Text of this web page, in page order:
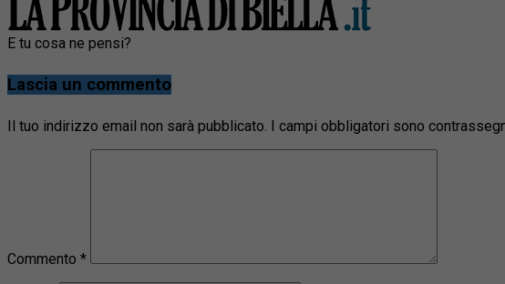
E tu cosa ne pensi?
Lascia un commento
Il tuo indirizzo email non sarà pubblicato. I campi obbligatori sono
Commento *